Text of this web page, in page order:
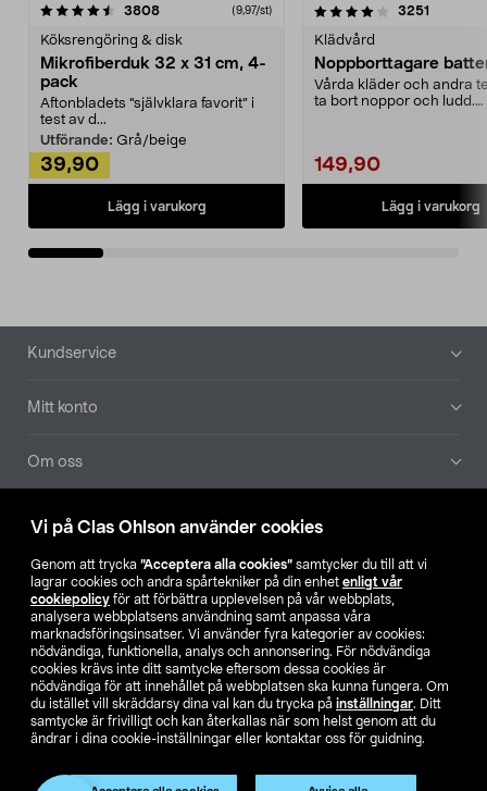
Vi på Clas Ohlson använder cookies
Genom att trycka ”Acceptera alla cookies” samtycker du till att vi
lagrar cookies och andra spårtekniker på din enhet enligt vår
cookiepolicy för att förbättra upplevelsen på vår webbplats,
analysera webbplatsens användning samt anpassa våra
marknadsföringsinsatser. Vi använder fyra kategorier av cookies:
nödvändiga, funktionella, analys och annonsering. För nödvändiga
cookies krävs inte ditt samtycke eftersom dessa cookies är
nödvändiga för att innehållet på webbplatsen ska kunna fungera. Om
du istället vill skräddarsy dina val kan du trycka på inställningar. Ditt
samtycke är frivilligt och kan återkallas när som helst genom att du
ändrar i dina cookie-inställningar eller kontaktar oss för guidning.
3808recensioner (9,97/st)
Köksrengöring & disk
Mikrofiberduk 32 x 31 cm, 4-
pack
Aftonbladets "självklara favorit” i
test av d...
Utförande: Grå/beige
39,90
Lägg i varukorg
4.0av 5 stjärnor 3251
Klädvård
Noppborttagare
Vårda kläder och andra
ta bort noppor och ludd.
149,90
Lägg i varukorg
4.5av 5 stjärnor
Sidfot
Kundservice
Mitt konto
Om oss
Aktuellt
Våra bolag
Hitta butik
SE NO FI